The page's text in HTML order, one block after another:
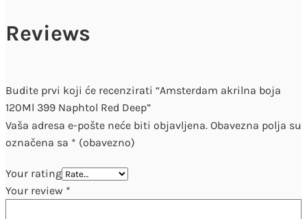
Reviews
Budite prvi koji će recenzirati “Amsterdam akrilna boja
120Ml 399 Naphtol Red Deep”
Vaša adresa e-pošte neće biti objavljena. Obavezna polja su
označena sa * (obavezno)
Your rating
Your review *